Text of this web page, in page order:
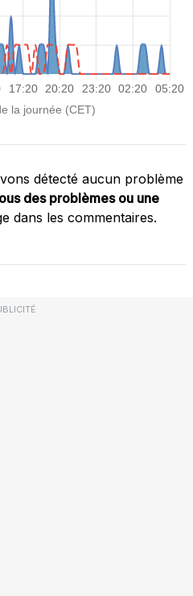
détecté aucun problème
des problèmes ou une
dans les commentaires.